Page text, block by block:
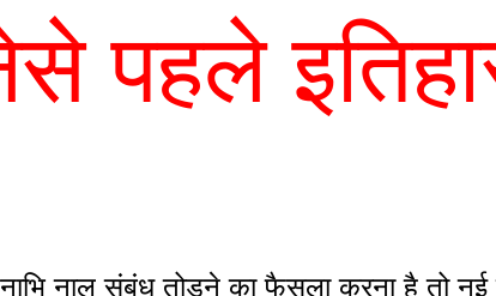
पहले
नाल संबंध तोड़ने का फैसला करना है तो नई